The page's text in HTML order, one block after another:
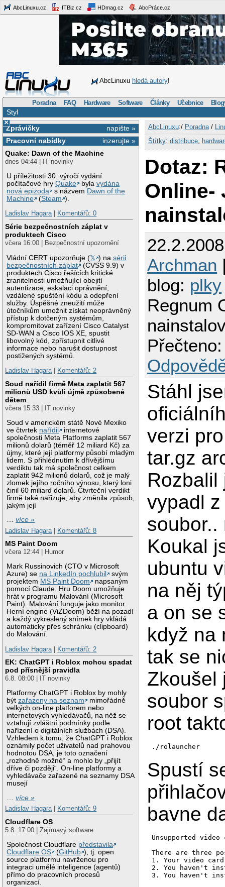
AbcLinuxu.cz ITBiz.cz HDmag.cz AbcPráce.cz
AbcLinuxu hledá autory!
Poradna FAQ Hardware Software Články Učebnice
Styl
×
napište »
Zprávičky
inzerujte »
Pracovní nabídky
Quake: Dawn of the Machine
dnes 04:44 | IT novinky
U příležitosti 30. výročí vydání
počítačové hryQuake bylavydána
nová epizoda
s názvem Dawn of the
Machine
(Steam ).
Ladislav Hagara| Komentářů: 0
Série bezpečnostních záplat v
produktech Cisco
včera 16:00 | Bezpečnostní upozornění
Vládní CERT upozorňuje (𝕏 ) nasérii
bezpečnostních záplat
(CVSS 9.9) v
produktech Cisco řešících kritické
zranitelnosti umožňující obejití
autentizace, eskalaci oprávnění,
vzdálené spuštění kódu a odepření
služby. Úspěšné zneužití může
útočníkům umožnit získat neoprávněný
přístup k dotčeným systémům,
kompromitovat zařízení Cisco Catalyst
SD-WAN a Cisco IOS XE, spustit
libovolný kód, zpřístupnit citlivé
informace nebo narušit dostupnost
postižených systémů.
Ladislav Hagara| Komentářů: 2
Soud nařídil firmě Meta zaplatit 567
milionů USD kvůli újmě způsobené
dětem
včera 15:33 | IT novinky
Soud v americkém státě Nové Mexiko
ve čtvrtek nařídil
internetové
společnosti Meta Platforms zaplatit 567
milionů dolarů (téměř 12 miliard Kč) za
újmy, které její platformy působí mladým
lidem. S přihlédnutím k dřívějšímu
verdiktu tak má společnost celkem
zaplatit 942 milionů dolarů, což je malý
zlomek jejího ročního výnosu, který loni
činil 60 miliard dolarů. Čtvrteční verdikt
firmě také nařizuje, aby změnila způsob,
jakým její
…více »
Ladislav Hagara
Komentářů: 8
MS Paint Doom
včera 12:44 | Humor
Mark Russinovich (CTO v Microsoft
Azure) se na LinkedIn pochlubil
svým
projektem MS Paint Doom
napsaným
pomocí Claude. Hru Doom umožňuje
hrát v programu Malování (Microsoft
Paint). Malování funguje jako monitor.
Herní engine (ViZDoom) běží na pozadí
a každý vykreslený snímek hry vkládá
automaticky přes schránku (clipboard)
do Malování.
Ladislav Hagara
Komentářů: 2
EK: ChatGPT i Roblox mohou spadat
pod přísnější pravidla
6.8. 08:00 | IT novinky
Platformy ChatGPT i Roblox by mohly
býtzařazeny na seznam
mimořádně
velkých on-line platforem nebo
internetových vyhledávačů, na něž se
vztahují zvláštní podmínky podle
nařízení o digitálních službách (DSA).
Vzhledem k tomu, že ChatGPT i Roblox
oznámily počet uživatelů nad prahovou
hodnotou DSA, je toto označení
„rozhodně možné“ a mohlo by „přijít
dříve či později“. On-line platformy a
vyhledávače zařazené na seznamy DSA
musejí
…více »
Ladislav Hagara| Komentářů: 9
Cloudflare OS
5.8. 17:00 | Zajímavý software
Společnost Cloudflare představila
Cloudflare OS
(GitHub ), tj. open
source platformu navrženou pro
integraci umělé inteligence (agentů)
přímo do pracovních procesů
organizací.
AbcLinuxu:/ Poradna/
Štítky: distribuce,
Dotaz:
Online-
Archman
blog: plky
Regnum
Stáhl
verzi
tar.gz
Rozbalil
vypadl
soubor..
Koukal
ubuntu
na něj
a on se
když na
tak se
Zkoušel
soubor
root
./rolauncher
Spustí
bavne
Unsupported video
There are three
1. Your video
2. You haven't
3. You haven't